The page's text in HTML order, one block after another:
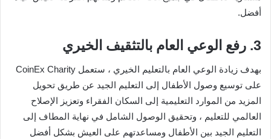
أفضل.
3. رفع الوعي العام بالتثقيف الخيري
بهدف زيادة الوعي العام بالتعليم الخيري ، ستعمل CoinEx Charity
على توسيع وصول الأطفال إلى التعليم الجيد عن طريق تحويل
المزيد من الموارد التعليمية إلى السكان الفقراء وتعزيز الإصلاح
العالمي للتعليم ، وتحقيق الوصول الشامل في نهاية المطاف إلى
التعليم الجيد بين الأطفال ومساعدتهم على العيش بشكل أفضل